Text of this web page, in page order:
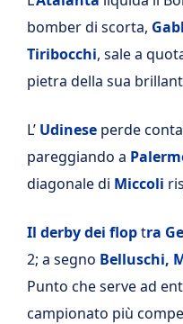
bomber di scorta,
Tiribocchi, sale a
pietra della sua
L’ Udinese perde
pareggiando a
diagonale di Miccoli
Il derby dei floptra
2; a segno Belluschi,
Punto che serve ad
campionato più